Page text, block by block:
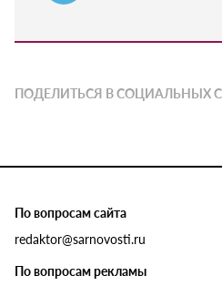
ПОДЕЛИТЬСЯ В СОЦИАЛЬНЫХ
По вопросам сайта
redaktor@sarnovosti.ru
По вопросам рекламы